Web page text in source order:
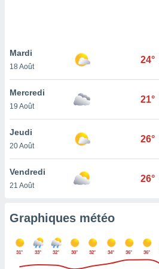
pas
de
à
cas,
que
sur le
que
ne
Mardi
18 Août
24°
Mercredi
19 Août
21°
Jeudi
20 Août
26°
Vendredi
21 Août
26°
Graphiques météo
31° 33° 32° 30° 32° 34° 36° 36°